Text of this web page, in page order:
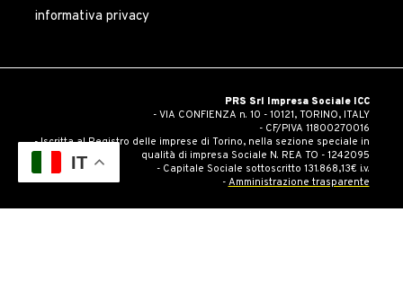
informativa privacy
PRS Srl Impresa Sociale ICC
- VIA CONFIENZA n. 10 - 10121, TORINO, ITALY
- CF/PIVA 11800270016
- Iscritta al Registro delle imprese di Torino, nella sezione speciale in
qualità di impresa Sociale N. REA TO - 1242095
- Capitale Sociale sottoscritto 131.868,13€ i.v.
- Amministrazione trasparente
IT